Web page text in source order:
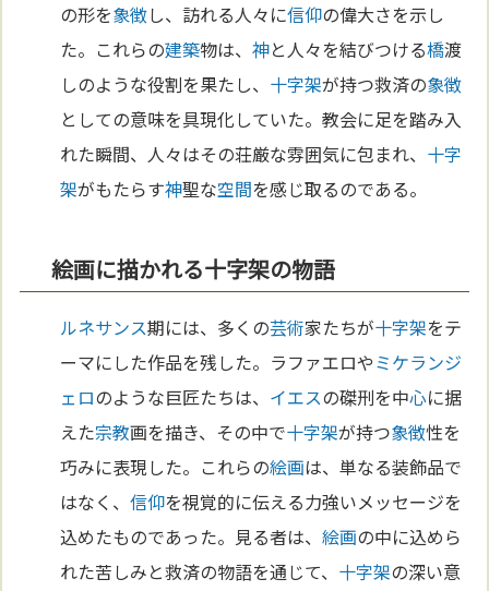
の形を象徴し、訪れる人々に信仰の偉大さを示し
た。これらの建築物は、神と人々を結びつける橋渡
しのような役割を果たし、 十字架が持つ救済の象徴
としての意味を具現化していた。教会に足を踏み入
れた瞬間、人々はその荘厳な雰囲気に包まれ、 十字
架がもたらす神聖な空間を感じ取るのである。
絵画に描かれる十字架の物語
ルネサンス期には、多くの芸術家たちが十字架をテ
ーマにした作品を残した。ラファエロやミケランジ
ェロのような巨匠たちは、 イエスの磔刑を中心に据
えた宗教画を描き、その中で十字架が持つ象徴性を
巧みに表現した。これらの絵画は、単なる装飾品で
はなく、信仰を視覚的に伝える力強いメッセージを
込めたものであった。見る者は、絵画の中に込めら
れた苦しみと救済の物語を通じて、 十字架の深い意